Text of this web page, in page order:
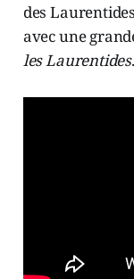
des
avec une
les Laurentides.